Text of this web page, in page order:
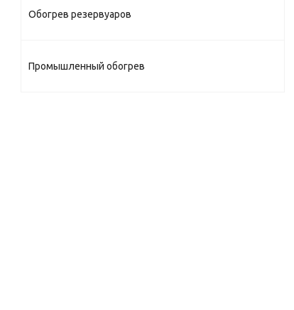
Обогрев резервуаров
Промышленный обогрев